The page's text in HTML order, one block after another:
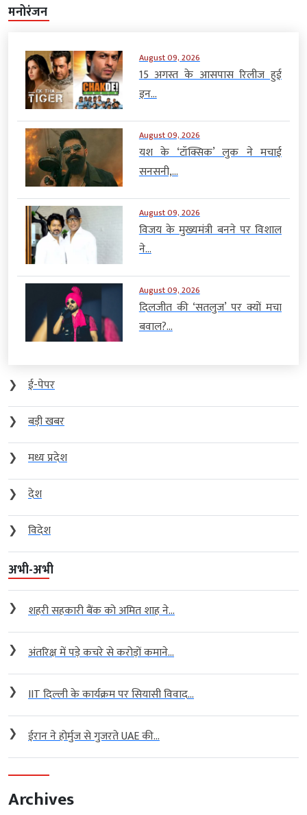
मनोरंजन
August 09, 2026
15 अगस्त के आसपास रिलीज हुई
इन...
August 09, 2026
यश के ‘टॉक्सिक’ लुक ने मचाई
सनसनी,...
August 09, 2026
विजय के मुख्यमंत्री बनने पर विशाल
ने...
August 09, 2026
दिलजीत की ‘सतलुज’ पर क्यों मचा
बवाल?...
❯
ई-पेपर
❯
बड़ी खबर
❯
मध्य प्रदेश
❯
देश
❯
विदेश
अभी-अभी
❯ शहरी सहकारी बैंक को अमित शाह ने...
❯ अंतरिक्ष में पड़े कचरे से करोड़ों कमाने...
❯ IIT दिल्ली के कार्यक्रम पर सियासी विवाद...
❯ ईरान ने होर्मुज से गुजरते UAE की...
Archives